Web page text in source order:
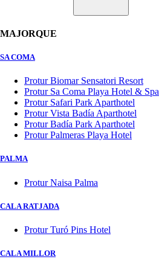
MAJORQUE
SA COMA
Protur Biomar Sensatori Resort
Protur Sa Coma Playa Hotel & Spa
Protur Safari Park Aparthotel
Protur Vista Badía Aparthotel
Protur Badía Park Aparthotel
Protur Palmeras Playa Hotel
PALMA
Protur Naisa Palma
CALA RATJADA
Protur Turó Pins Hotel
CALA MILLOR